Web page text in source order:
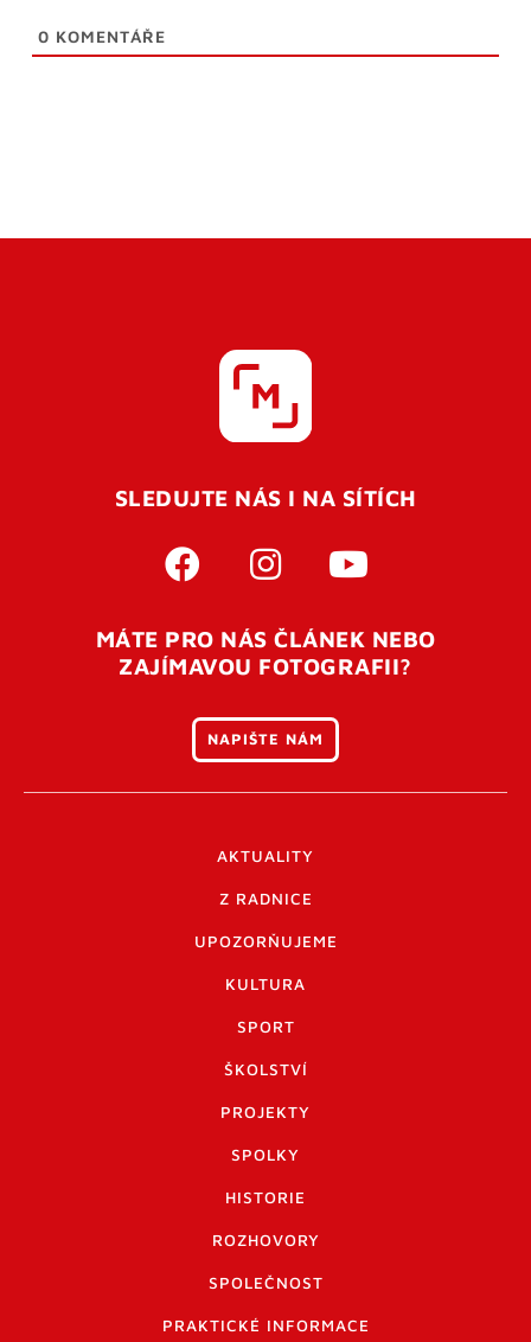
0 KOMENTÁŘE
SLEDUJTE NÁS I NA SÍTÍCH
MÁTE PRO NÁS ČLÁNEK NEBO
ZAJÍMAVOU FOTOGRAFII?
NAPIŠTE NÁM
AKTUALITY
Z RADNICE
UPOZORŇUJEME
KULTURA
SPORT
ŠKOLSTVÍ
PROJEKTY
SPOLKY
HISTORIE
ROZHOVORY
SPOLEČNOST
PRAKTICKÉ INFORMACE